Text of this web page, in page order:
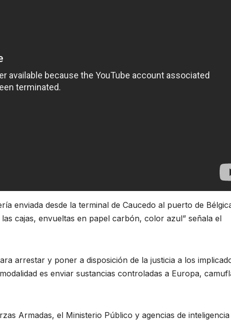
enviada desde la terminal de Caucedo al puerto de
cajas, envueltas en papel carbón, color azul” señala el
arrestar y poner a disposición de la justicia a los
es enviar sustancias controladas a Europa,
Armadas, el Ministerio Público y agencias de